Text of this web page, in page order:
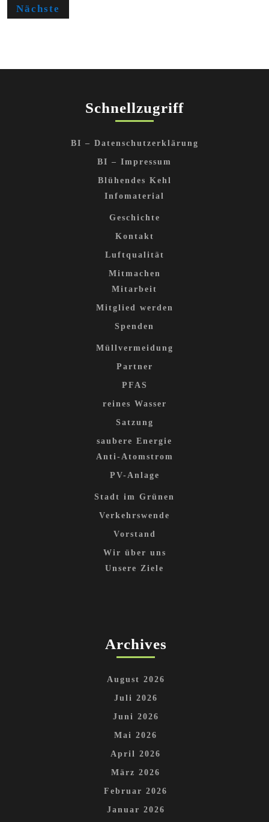
der
Beiträge
Nächste
Schnellzugriff
BI – Datenschutzerklärung
BI – Impressum
Blühendes Kehl
Infomaterial
Geschichte
Kontakt
Luftqualität
Mitmachen
Mitarbeit
Mitglied werden
Spenden
Müllvermeidung
Partner
PFAS
reines Wasser
Satzung
saubere Energie
Anti-Atomstrom
PV-Anlage
Stadt im Grünen
Verkehrswende
Vorstand
Wir über uns
Unsere Ziele
Archives
August 2026
Juli 2026
Juni 2026
Mai 2026
April 2026
März 2026
Februar 2026
Januar 2026